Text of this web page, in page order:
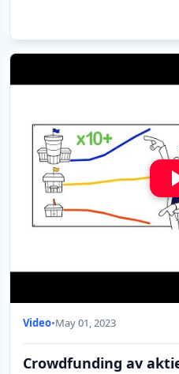
Video•May 01, 2023
Crowdfunding av